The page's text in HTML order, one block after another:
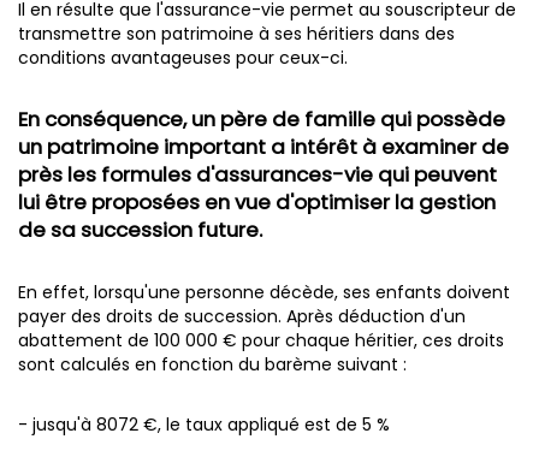
Il en résulte que l'assurance-vie permet au souscripteur de
transmettre son patrimoine à ses héritiers dans des
conditions avantageuses pour ceux-ci.
En conséquence, un père de famille qui possède
un patrimoine important a intérêt à examiner de
près les formules d'assurances-vie qui peuvent
lui être proposées en vue d'optimiser la gestion
de sa succession future.
En effet, lorsqu'une personne décède, ses enfants doivent
payer des droits de succession. Après déduction d'un
abattement de 100 000 € pour chaque héritier, ces droits
sont calculés en fonction du barème suivant :
- jusqu'à 8072 €, le taux appliqué est de 5 %